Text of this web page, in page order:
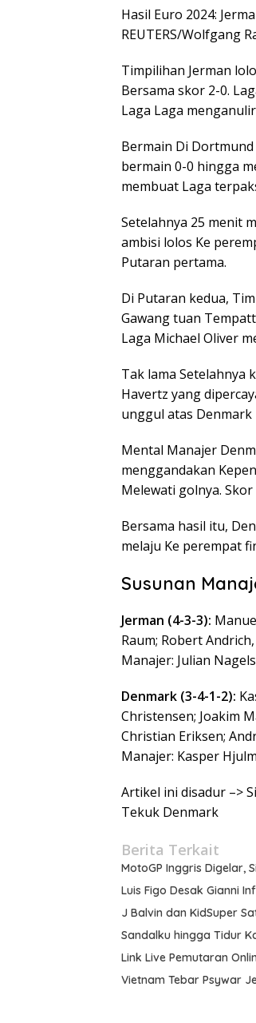
Hasil Euro 2024:
REUTERS/Wolfgang
Timpilihan Jerman
Bersama skor 2-0.
Laga Laga
Bermain Di
bermain 0-0 hingga
membuat Laga
Setelahnya 25 menit
ambisi lolos Ke
Putaran pertama.
Di Putaran kedua,
Gawang tuan
Laga Michael Oliver
Tak lama Setelahnya
Havertz yang
unggul atas Denmark
Mental Manajer
menggandakan
Melewati golnya.
Bersama hasil itu,
melaju Ke perempat
Susunan
Jerman (4-3-3):
Raum; Robert
Manajer: Julian
Denmark (3-4-1-2):
Christensen; Joakim
Christian Eriksen;
Manajer: Kasper
Artikel ini disadur –>
Tekuk Denmark
Berita Terkait
MotoGP Inggris Digelar,
Luis Figo Desak Gianni
J Balvin dan KidSuper
Sandalku hingga Tidur
Link Live Pemutaran
Vietnam Tebar Psywar